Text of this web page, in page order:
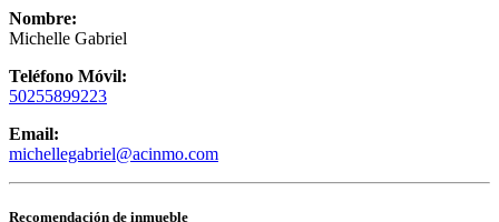
Nombre:
Michelle Gabriel
Teléfono Móvil:
50255899223
Email:
michellegabriel@acinmo.com
Recomendación de inmueble